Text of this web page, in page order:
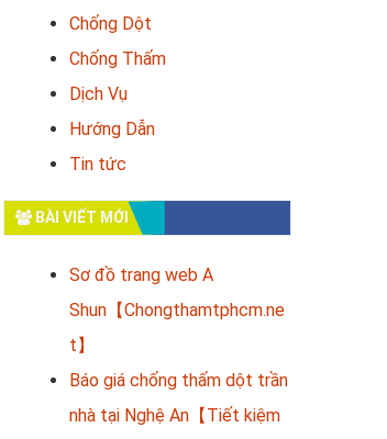
Chống Dột
Chống Thấm
Dịch Vụ
Hướng Dẫn
Tin tức
BÀI VIẾT MỚI
Sơ đồ trang web A
Shun【Chongthamtphcm.ne
t】
Báo giá chống thấm dột trần
nhà tại Nghệ An【Tiết kiệm